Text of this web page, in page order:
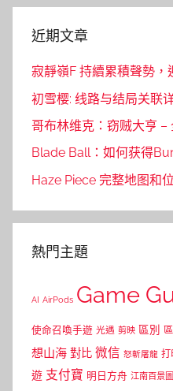
近期文章
寂靜嶺F 持續累積聲勢
初雪樱: 线路与结局关联
哥布林维克：窃贼大亨 –
Blade Ball：如何获得
Haze Piece 完整地图和
熱門主題
AI AirPods Game
使命召喚手遊 光遇 剪映 區別
想山海 對比 微信 怒斬屠龍 打
遊 支付寶 明日方舟 江南百景圖